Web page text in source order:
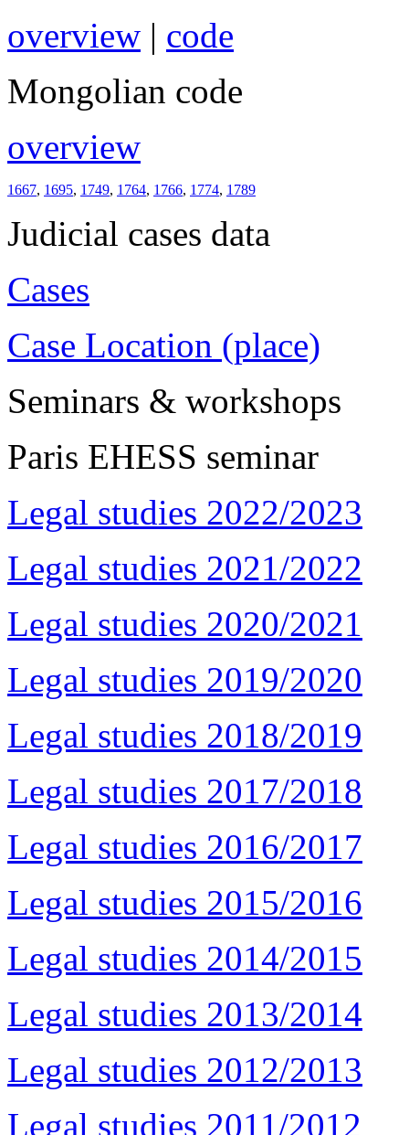
overview | code
Mongolian code
overview
1667, 1695, 1749, 1764, 1766, 1774, 1789
Judicial cases data
Cases
Case Location (place)
Seminars & workshops
Paris EHESS seminar
Legal studies 2022/2023
Legal studies 2021/2022
Legal studies 2020/2021
Legal studies 2019/2020
Legal studies 2018/2019
Legal studies 2017/2018
Legal studies 2016/2017
Legal studies 2015/2016
Legal studies 2014/2015
Legal studies 2013/2014
Legal studies 2012/2013
Legal studies 2011/2012